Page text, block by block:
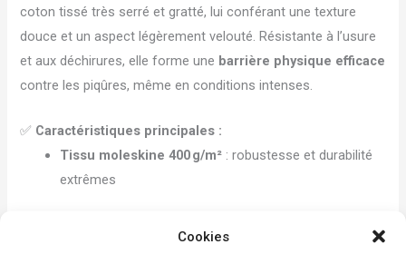
Cookies
coton tissé très serré et gratté, lui conférant une texture
douce et un aspect légèrement velouté. Résistante à l’usure
et aux déchirures, elle forme une barrière physique efficace
contre les piqûres, même en conditions intenses.
✅ Caractéristiques principales :
Tissu moleskine 400 g/m² : robustesse et durabilité
extrêmes